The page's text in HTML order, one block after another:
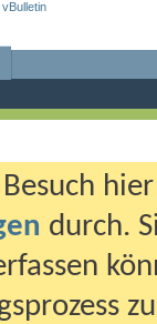
durch.